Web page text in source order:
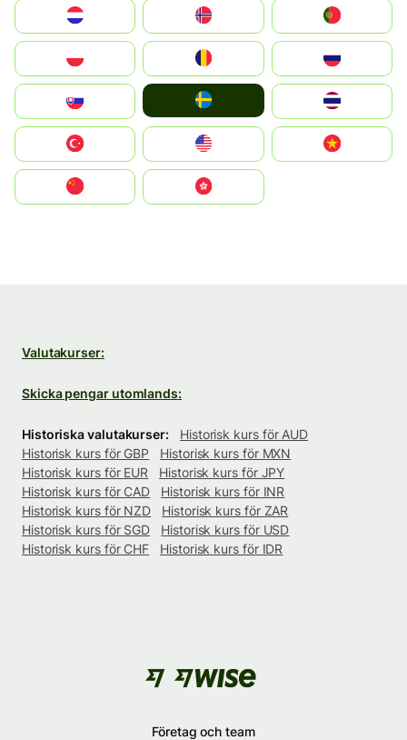
United States
中國香港特別行政區
Valutakurser:
Skicka pengar utomlands:
Historiska valutakurser:
Historisk kurs för AUD
Historisk kurs för GBP
Historisk kurs för MXN
Historisk kurs för EUR
Historisk kurs för JPY
Historisk kurs för CAD
Historisk kurs för INR
Historisk kurs för NZD
Historisk kurs för ZAR
Historisk kurs för SGD
Historisk kurs för USD
Historisk kurs för CHF
Historisk kurs för IDR
Företag och team